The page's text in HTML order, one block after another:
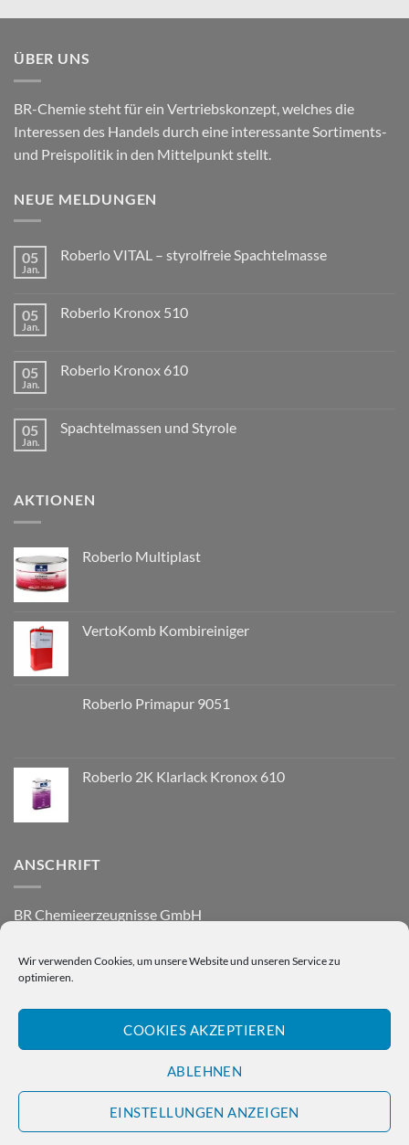
Wir verwenden Cookies, um unsere Website und unseren Service zu
optimieren.
COOKIES AKZEPTIEREN
ABLEHNEN
EINSTELLUNGEN ANZEIGEN
ÜBER UNS
BR-Chemie steht für ein Vertriebskonzept, welches die
Interessen des Handels durch eine interessante Sortiments-
und Preispolitik in den Mittelpunkt stellt.
NEUE MELDUNGEN
05
Jan.
Roberlo VITAL – styrolfreie Spachtelmasse
05
Jan.
Roberlo Kronox 510
05
Jan.
Roberlo Kronox 610
05
Jan.
Spachtelmassen und Styrole
AKTIONEN
Roberlo Multiplast
VertoKomb Kombireiniger
Roberlo Primapur 9051
Roberlo 2K Klarlack Kronox 610
ANSCHRIFT
BR Chemieerzeugnisse GmbH
74219 Möckmühl
Hinweis: Wir beliefern ausschließlich gewerbliche Kunden.
DATENSCHUTZHINWEISE AGB
IMPRESSUM
COOKIE-RICHTLINIE (EU)